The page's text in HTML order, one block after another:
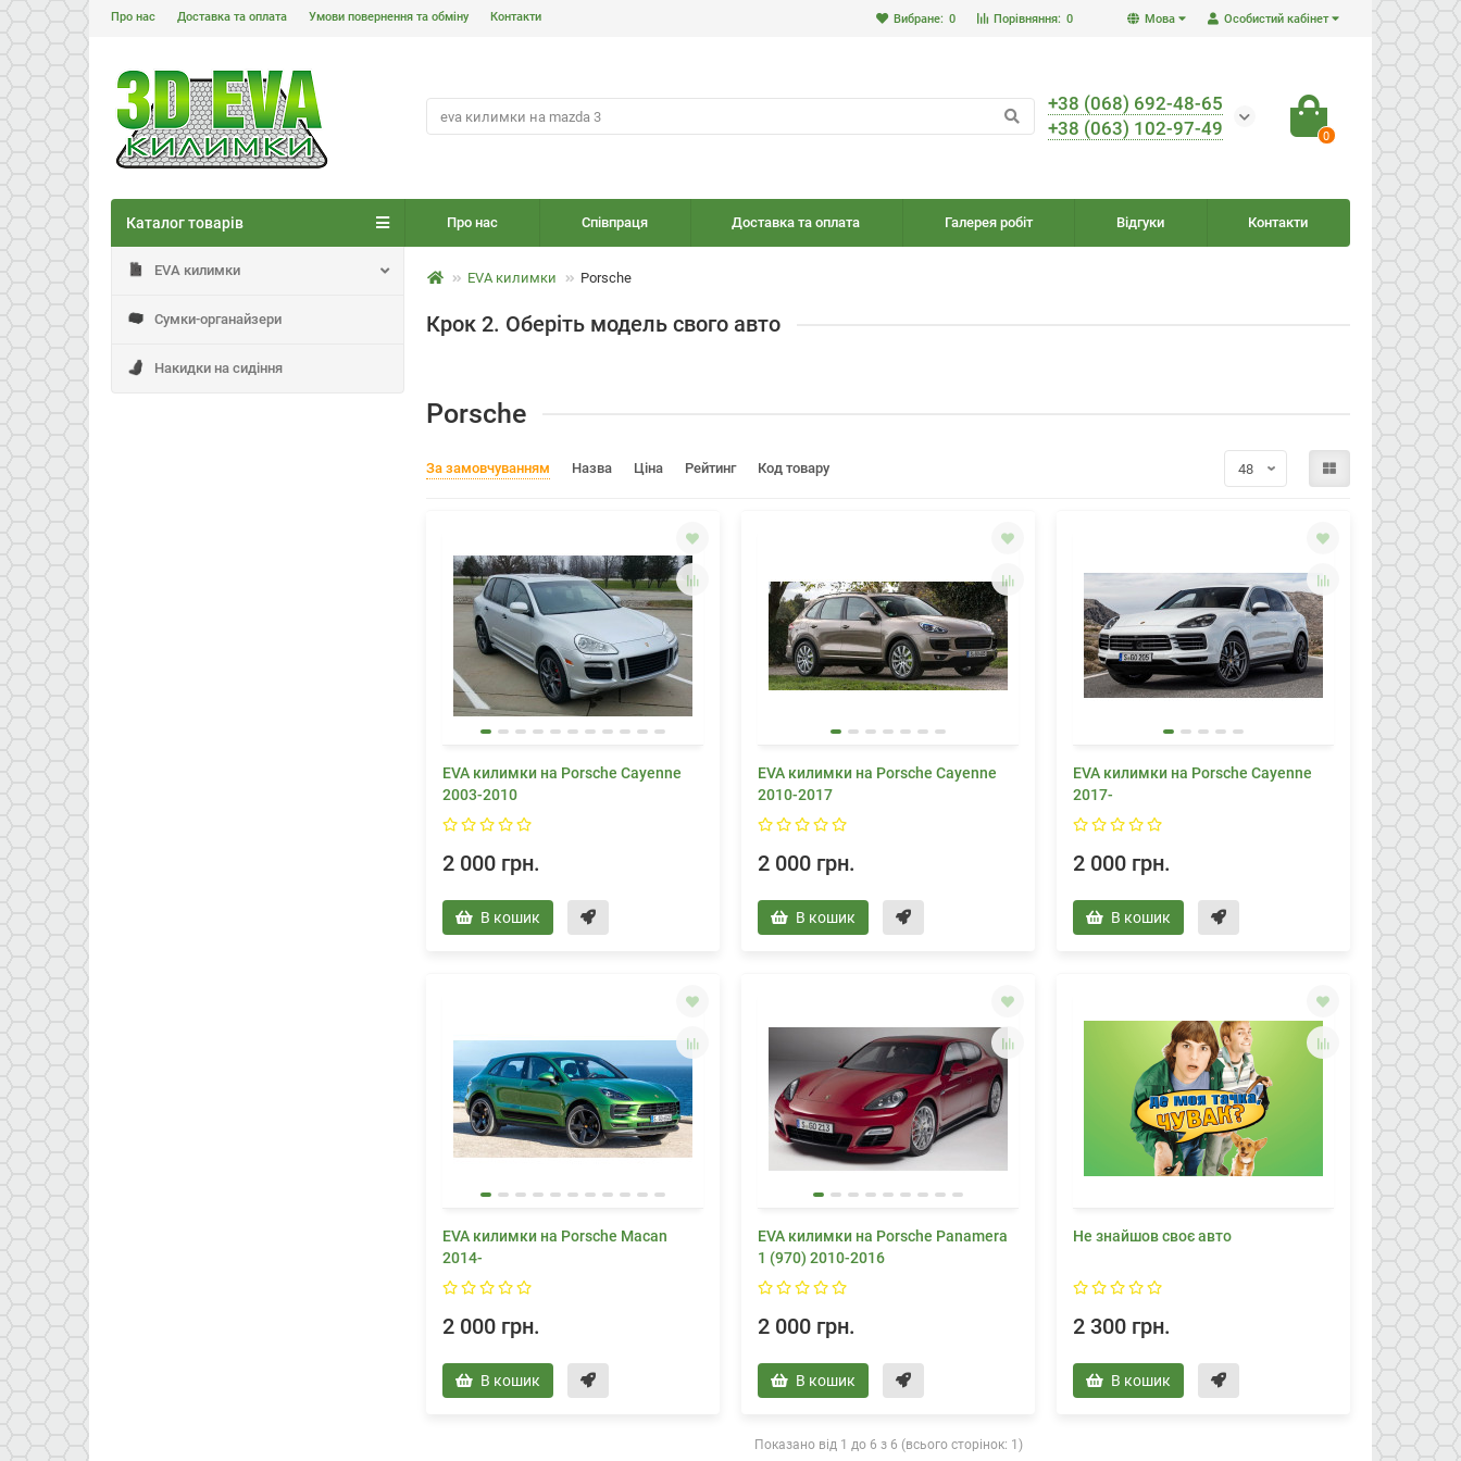
Особистий кабінет
Мова
Порівняння: 0
Вибране: 0
Про нас Доставка та оплата Умови повернення та обміну Контакти
+38 (068) 692-48-65
+38 (063) 102-97-49
0
Каталог товарів
EVA килимки
Сумки-органайзери
Накидки на сидіння
Про нас Співпраця Доставка та оплата Галерея робіт Відгуки Контакти
EVA килимки Porsche
Крок 2. Оберіть модель свого авто
Porsche
За замовчуванням Назва Ціна Рейтинг Код товару
EVA килимки на Porsche Cayenne
2003-2010
2 000 грн.
В кошик
EVA килимки на Porsche Cayenne
2010-2017
2 000 грн.
В кошик
EVA килимки на Porsche Cayenne
2017-
2 000 грн.
В кошик
EVA килимки на Porsche Macan
2014-
2 000 грн.
В кошик
EVA килимки на Porsche Panamera
1 (970) 2010-2016
2 000 грн.
В кошик
Не знайшов своє авто
2 300 грн.
В кошик
Показано від 1 до 6 з 6 (всього сторінок: 1)